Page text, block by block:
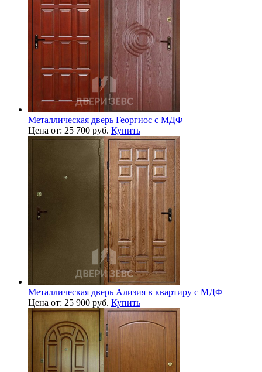
Металлическая дверь Георгиос с МДФ
Цена от: 25 700 руб. Купить
Металлическая дверь Ализия в квартиру с МДФ
Цена от: 25 900 руб. Купить